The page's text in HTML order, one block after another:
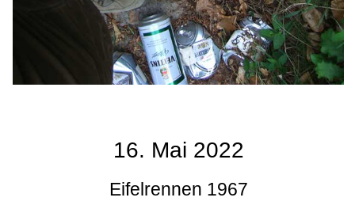
16. Mai 2022
Eifelrennen 1967